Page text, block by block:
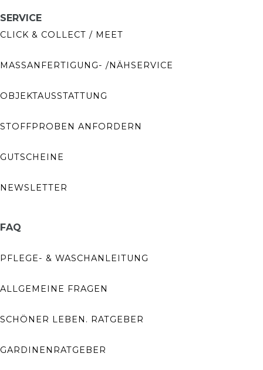
SERVICE
CLICK & COLLECT / MEET
MASSANFERTIGUNG- /NÄHSERVICE
OBJEKTAUSSTATTUNG
STOFFPROBEN ANFORDERN
GUTSCHEINE
NEWSLETTER
FAQ
PFLEGE- & WASCHANLEITUNG
ALLGEMEINE FRAGEN
SCHÖNER LEBEN. RATGEBER
GARDINENRATGEBER